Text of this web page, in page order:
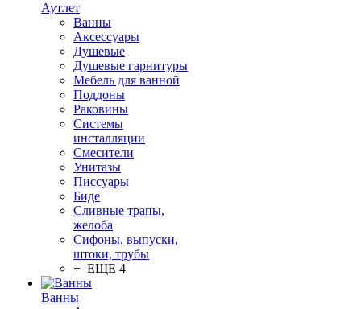
Аутлет
Ванны
Аксессуары
Душевые
Душевые гарнитуры
Мебель для ванной
Поддоны
Раковины
Системы
инсталляции
Смесители
Унитазы
Писсуары
Биде
Сливные трапы,
желоба
Сифоны, выпуски,
штоки, трубы
+ ЕЩЕ 4
Ванны